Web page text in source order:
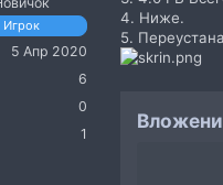
Игрок
5 Апр 2020
6
0
1
4. Ниже.
5.